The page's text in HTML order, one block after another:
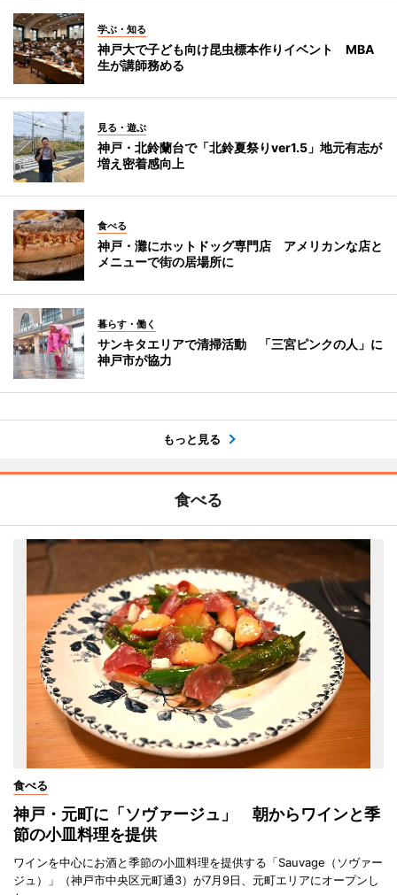
学ぶ・知る
神戸大で子ども向け昆虫標本作りイベント MBA
生が講師務める
見る・遊ぶ
神戸・北鈴蘭台で「北鈴夏祭りver1.5」地元有志が
増え密着感向上
食べる
神戸・灘にホットドッグ専門店 アメリカンな店と
メニューで街の居場所に
暮らす・働く
サンキタエリアで清掃活動 「三宮ピンクの人」に
神戸市が協力
もっと見る
食べる
食べる
神戸・元町に「ソヴァージュ」 朝からワインと季
節の小皿料理を提供
ワインを中心にお酒と季節の小皿料理を提供する「Sauvage（ソヴァー
ジュ）」（神戸市中央区元町通3）が7月9日、元町エリアにオープンし